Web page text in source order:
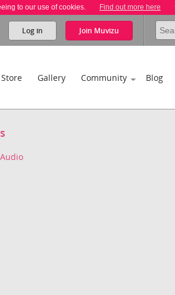
to our use of cookies. Find out more here
Log in Join Muvizu
Store Gallery Community Blog
Audio